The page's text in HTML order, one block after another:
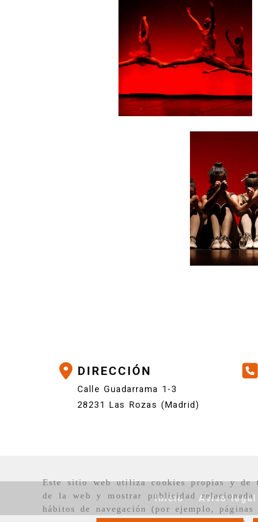
Este sitio web utiliza cookies propias y de
de la web y mostrar publicidad
hábitos de navegación (por ejemplo,
DIRECCIÓN
Calle Guadarrama 1-3
28231 Las Rozas (Madrid)
Inicio Aviso legal